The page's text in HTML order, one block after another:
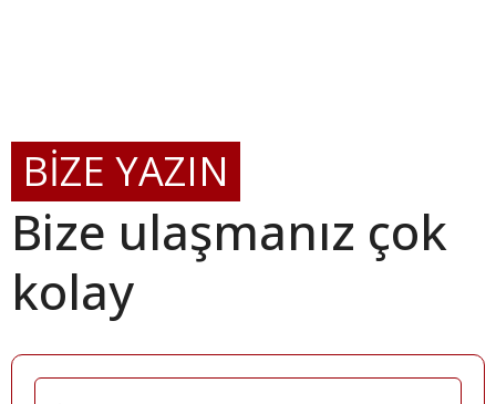
BİZE YAZIN
Bize ulaşmanız çok
kolay